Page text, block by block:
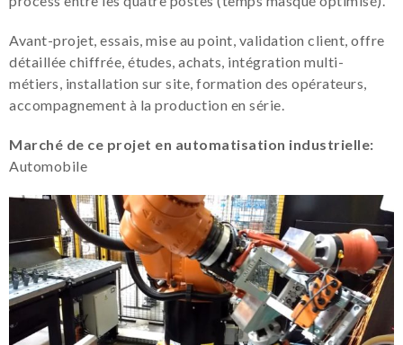
Avant-projet, essais, mise au point, validation client, offre
détaillée chiffrée, études, achats, intégration multi-
métiers, installation sur site, formation des opérateurs,
accompagnement à la production en série.
Marché de ce projet en automatisation industrielle:
Automobile